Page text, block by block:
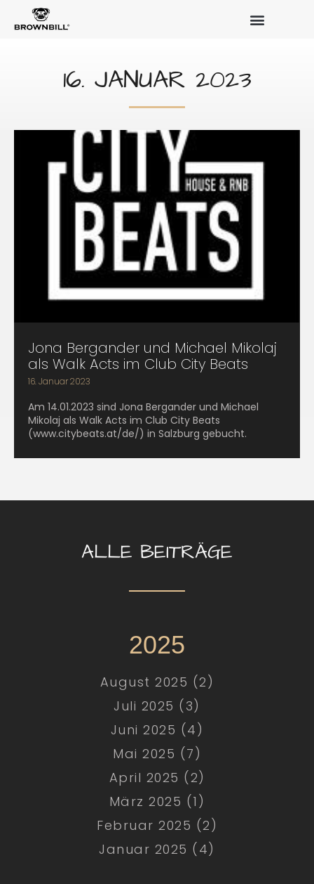
16. JANUAR 2023
Jona Bergander und Michael Mikolaj
als Walk Acts im Club City Beats
16. Januar 2023
Am 14.01.2023 sind Jona Bergander und Michael
Mikolaj als Walk Acts im Club City Beats
(www.citybeats.at/de/) in Salzburg gebucht.
ALLE BEITRÄGE
2025
August 2025 (2)
Juli 2025 (3)
Juni 2025 (4)
Mai 2025 (7)
April 2025 (2)
März 2025 (1)
Februar 2025 (2)
Januar 2025 (4)